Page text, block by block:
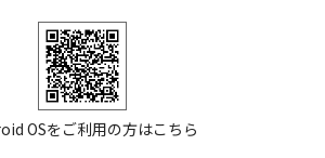
OSをご利用の方はこちら